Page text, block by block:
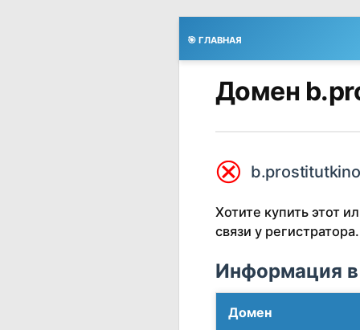
🎯 ГЛАВНАЯ
Домен
⮿
Хотите купить этот
связи у регистратора.
Информация в
Домен